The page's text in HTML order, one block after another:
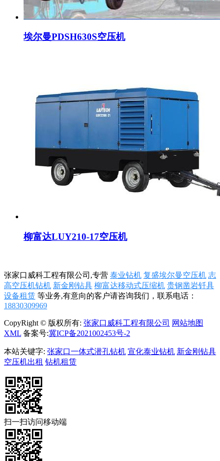
埃尔曼PDSH630S空压机
柳富达LUY210-17空压机
张家口威科工程有限公司,专营 泰业钻机 复盛埃尔曼空压机 志
高空压机钻机 新金刚钻具 柳富达移动式压缩机 贵钢凿岩钎具
设备租赁 等业务,有意向的客户请咨询我们，联系电话：
18830309969
CopyRight © 版权所有: 张家口威科工程有限公司 网站地图
XML 备案号:冀ICP备2021002453号-2
本站关键字: 张家口一体式潜孔钻机 宣化泰业钻机 新金刚钻具
空压机出租 钻机租赁
扫一扫访问移动端